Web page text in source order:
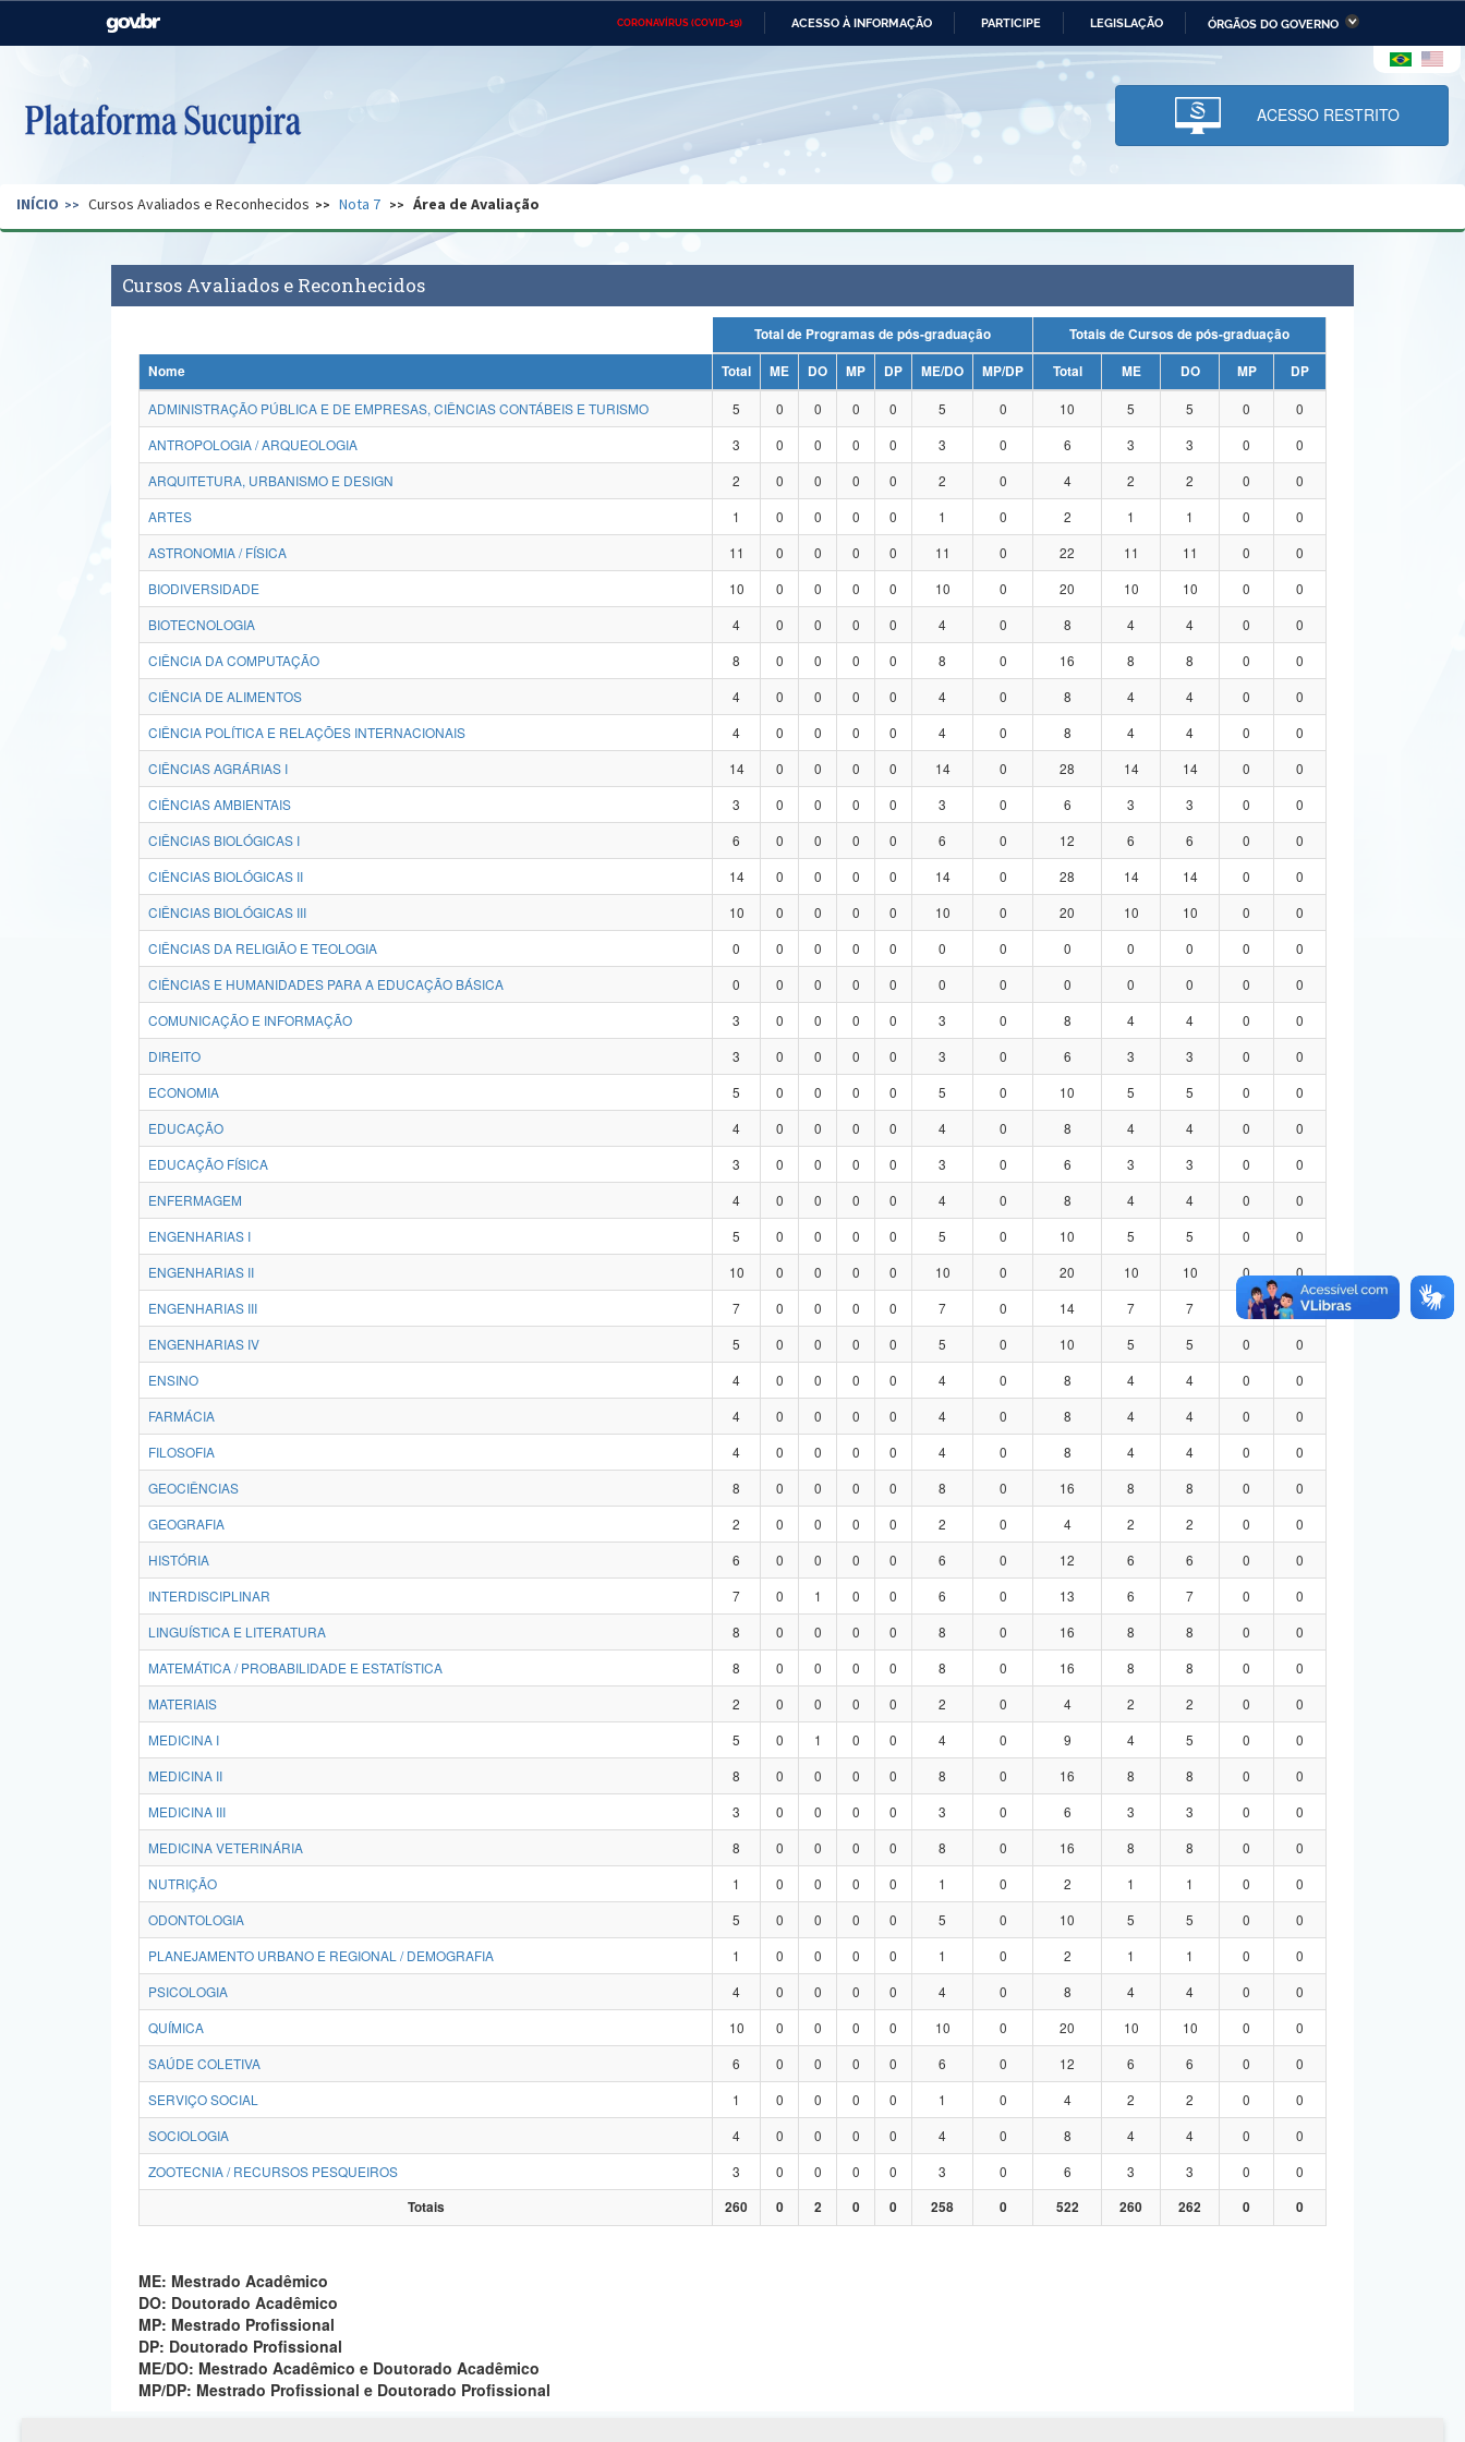
CORONAVÍRUS (COVID-19) ACESSO À INFORMAÇÃO PARTICIPE LEGISLAÇÃO ÓRGÃOS DO GOVERNO
Casa Civil Ministério das Relações Ministério da Economia Ministério da Infraestrutura
Pecuária e Abastecimento
Ministério da Ciência,
Tecnologia, Inovações e
Comunicações
Ministério do Desenvolvimento
Regional e dos Direitos Humanos
Secretaria de Governo Gabinete de Segurança Advocacia-Geral da União Banco Central do Brasil Planalto
ACESSO RESTRITO
INÍCIO Cursos Avaliados e Reconhecidos Nota 7 Área de Avaliação
Cursos Avaliados e Reconhecidos
Total de Programas de pós-graduação
Totais de Cursos de pós-graduação
Nome
Total ME DO MP DP ME/DO MP/DP Total ME DO MP
DP
ADMINISTRAÇÃO PÚBLICA E DE EMPRESAS, CIÊNCIAS CONTÁBEIS E TURISMO
5 0 0 0 0 5 0 10 5 5 0
0
ANTROPOLOGIA / ARQUEOLOGIA
3 0 0 0 0 3 0 6 3 3 0
0
ARQUITETURA, URBANISMO E DESIGN
2 0 0 0 0 2 0 4 2 2 0
0
ARTES
1 0 0 0 0 1 0 2 1 1 0
0
ASTRONOMIA / FÍSICA
11 0 0 0 0 11 0 22 11 11 0
0
BIODIVERSIDADE
10 0 0 0 0 10 0 20 10 10 0
0
BIOTECNOLOGIA
4 0 0 0 0 4 0 8 4 4 0
0
CIÊNCIA DA COMPUTAÇÃO
8 0 0 0 0 8 0 16 8 8 0
0
CIÊNCIA DE ALIMENTOS
4 0 0 0 0 4 0 8 4 4 0
0
CIÊNCIA POLÍTICA E RELAÇÕES INTERNACIONAIS
4 0 0 0 0 4 0 8 4 4 0
0
CIÊNCIAS AGRÁRIAS I
14 0 0 0 0 14 0 28 14 14 0
0
CIÊNCIAS AMBIENTAIS
3 0 0 0 0 3 0 6 3 3 0
0
CIÊNCIAS BIOLÓGICAS I
6 0 0 0 0 6 0 12 6 6 0
0
CIÊNCIAS BIOLÓGICAS II
14 0 0 0 0 14 0 28 14 14 0
0
CIÊNCIAS BIOLÓGICAS III
10 0 0 0 0 10 0 20 10 10 0
0
CIÊNCIAS DA RELIGIÃO E TEOLOGIA
0 0 0 0 0 0 0 0 0 0 0
0
CIÊNCIAS E HUMANIDADES PARA A EDUCAÇÃO BÁSICA
0 0 0 0 0 0 0 0 0 0 0
0
COMUNICAÇÃO E INFORMAÇÃO
3 0 0 0 0 3 0 8 4 4 0
0
DIREITO
3 0 0 0 0 3 0 6 3 3 0
0
ECONOMIA
5 0 0 0 0 5 0 10 5 5 0
0
EDUCAÇÃO
4 0 0 0 0 4 0 8 4 4 0
0
EDUCAÇÃO FÍSICA
3 0 0 0 0 3 0 6 3 3 0
0
ENFERMAGEM
4 0 0 0 0 4 0 8 4 4 0
0
ENGENHARIAS I
5 0 0 0 0 5 0 10 5 5 0
0
ENGENHARIAS II
10 0 0 0 0 10 0 20 10 10 0
0
ENGENHARIAS III
7 0 0 0 0 7 0 14 7 7 0
0
ENGENHARIAS IV
5 0 0 0 0 5 0 10 5 5 0
0
ENSINO
4 0 0 0 0 4 0 8 4 4 0
0
FARMÁCIA
4 0 0 0 0 4 0 8 4 4 0
0
FILOSOFIA
4 0 0 0 0 4 0 8 4 4 0
0
GEOCIÊNCIAS
8 0 0 0 0 8 0 16 8 8 0
0
GEOGRAFIA
2 0 0 0 0 2 0 4 2 2 0
0
HISTÓRIA
6 0 0 0 0 6 0 12 6 6 0
0
INTERDISCIPLINAR
7 0 1 0 0 6 0 13 6 7 0
0
LINGUÍSTICA E LITERATURA
8 0 0 0 0 8 0 16 8 8 0
0
MATEMÁTICA / PROBABILIDADE E ESTATÍSTICA
8 0 0 0 0 8 0 16 8 8 0
0
MATERIAIS
2 0 0 0 0 2 0 4 2 2 0
0
MEDICINA I
5 0 1 0 0 4 0 9 4 5 0
0
MEDICINA II
8 0 0 0 0 8 0 16 8 8 0
0
MEDICINA III
3 0 0 0 0 3 0 6 3 3 0
0
MEDICINA VETERINÁRIA
8 0 0 0 0 8 0 16 8 8 0
0
NUTRIÇÃO
1 0 0 0 0 1 0 2 1 1 0
0
ODONTOLOGIA
5 0 0 0 0 5 0 10 5 5 0
0
PLANEJAMENTO URBANO E REGIONAL / DEMOGRAFIA
1 0 0 0 0 1 0 2 1 1 0
0
PSICOLOGIA
4 0 0 0 0 4 0 8 4 4 0
0
QUÍMICA
10 0 0 0 0 10 0 20 10 10 0
0
SAÚDE COLETIVA
6 0 0 0 0 6 0 12 6 6 0
0
SERVIÇO SOCIAL
1 0 0 0 0 1 0 4 2 2 0
0
SOCIOLOGIA
4 0 0 0 0 4 0 8 4 4 0
0
ZOOTECNIA / RECURSOS PESQUEIROS
3 0 0 0 0 3 0 6 3 3 0
0
Totais
260 0 2 0 0 258 0 522 260 262 0 0
ME: Mestrado Acadêmico
DO: Doutorado Acadêmico
MP: Mestrado Profissional
DP: Doutorado Profissional
ME/DO: Mestrado Acadêmico e Doutorado Acadêmico
MP/DP: Mestrado Profissional e Doutorado Profissional